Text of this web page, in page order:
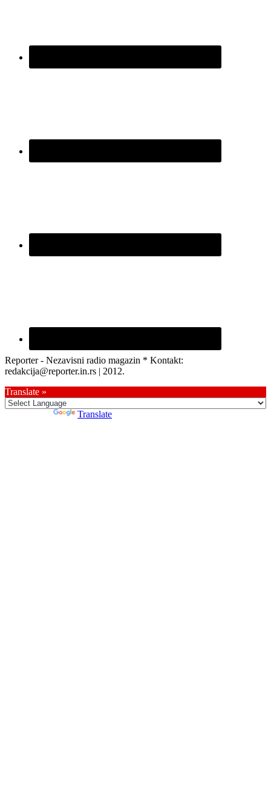
Reporter - Nezavisni radio magazin * Kontakt:
redakcija@reporter.in.rs | 2012.
Translate »
Translate